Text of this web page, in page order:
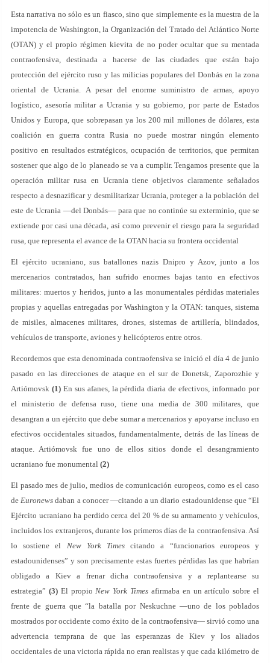
Esta narrativa no sólo es un fiasco, sino que simplemente es la muestra de la
impotencia de Washington, la Organización del Tratado del Atlántico Norte
(OTAN) y el propio régimen kievita de no poder ocultar que su mentada
contraofensiva, destinada a hacerse de las ciudades que están bajo
protección del ejército ruso y las milicias populares del Donbás en la zona
oriental de Ucrania. A pesar del enorme suministro de armas, apoyo
logístico, asesoría militar a Ucrania y su gobierno, por parte de Estados
Unidos y Europa, que sobrepasan ya los 200 mil millones de dólares, esta
coalición en guerra contra Rusia no puede mostrar ningún elemento
positivo en resultados estratégicos, ocupación de territorios, que permitan
sostener que algo de lo planeado se va a cumplir. Tengamos presente que la
operación militar rusa en Ucrania tiene objetivos claramente señalados
respecto a desnazificar y desmilitarizar Ucrania, proteger a la población del
este de Ucrania —del Donbás— para que no continúe su exterminio, que se
extiende por casi una década, así como prevenir el riesgo para la seguridad
rusa, que representa el avance de la OTAN hacia su frontera occidental
El ejército ucraniano, sus batallones nazis Dnipro y Azov, junto a los
mercenarios contratados, han sufrido enormes bajas tanto en efectivos
militares: muertos y heridos, junto a las monumentales pérdidas materiales
propias y aquellas entregadas por Washington y la OTAN: tanques, sistema
de misiles, almacenes militares, drones, sistemas de artillería, blindados,
vehículos de transporte, aviones y helicópteros entre otros.
Recordemos que esta denominada contraofensiva se inició el día 4 de junio
pasado en las direcciones de ataque en el sur de Donetsk, Zaporozhie y
Artiómovsk (1)En sus afanes, la pérdida diaria de efectivos, informado por
el ministerio de defensa ruso, tiene una media de 300 militares, que
desangran a un ejército que debe sumar a mercenarios y apoyarse incluso en
efectivos occidentales situados, fundamentalmente, detrás de las líneas de
ataque. Artiómovsk fue uno de ellos sitios donde el desangramiento
ucraniano fue monumental (2)
El pasado mes de julio, medios de comunicación europeos, como es el caso
deEuronewsdaban a conocer —citando a un diario estadounidense que “El
Ejército ucraniano ha perdido cerca del 20 % de su armamento y vehículos,
incluidos los extranjeros, durante los primeros días de la contraofensiva. Así
lo sostiene el New York Times citando a “funcionarios europeos y
estadounidenses” y son precisamente estas fuertes pérdidas las que habrían
obligado a Kiev a frenar dicha contraofensiva y a replantearse su
estrategia” (3)El propioNew York Times afirmaba en un artículo sobre el
frente de guerra que “la batalla por Neskuchne —uno de los poblados
mostrados por occidente como éxito de la contraofensiva— sirvió como una
advertencia temprana de que las esperanzas de Kiev y los aliados
occidentales de una victoria rápida no eran realistas y que cada kilómetro de